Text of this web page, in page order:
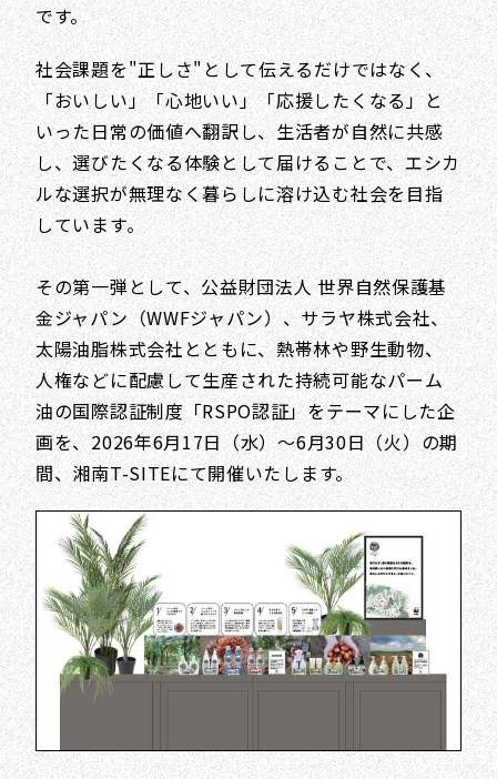
です。
社会課題を"正しさ"として伝えるだけではなく、
「おいしい」「心地いい」「応援したくなる」と
いった日常の価値へ翻訳し、生活者が自然に共感
し、選びたくなる体験として届けることで、エシカ
ルな選択が無理なく暮らしに溶け込む社会を目指
しています。
その第一弾として、公益財団法人 世界自然保護基
金ジャパン（WWFジャパン）、サラヤ株式会社、
太陽油脂株式会社とともに、熱帯林や野生動物、
人権などに配慮して生産された持続可能なパーム
油の国際認証制度「RSPO認証」をテーマにした企
画を、2026年6月17日（水）～6月30日（火）の期
間、湘南T-SITEにて開催いたします。